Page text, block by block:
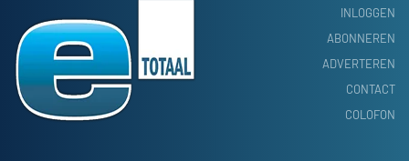
INLOGGEN
ABONNEREN
ADVERTEREN
CONTACT
COLOFON
HOME
PRODUCTNIEUWS
ACHTERGROND